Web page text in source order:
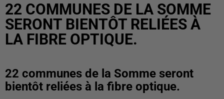
22 COMMUNES DE LA SOMME
SERONT BIENTÔT RELIÉES À
LA FIBRE OPTIQUE.
22 communes de la Somme seront
bientôt reliées à la fibre optique.